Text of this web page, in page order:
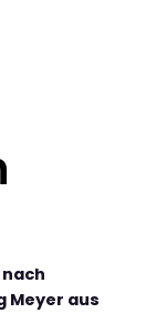
Meyer aus